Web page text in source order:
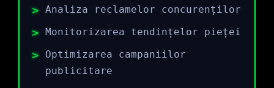
Analiza reclamelor concurenților
Monitorizarea tendințelor pieței
Optimizarea campaniilor
publicitare